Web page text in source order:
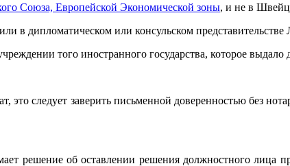
Союза, Европейской Экономической зоны, и не в
в дипломатическом или консульском
того иностранного государства, которое выдало
следует заверить письменной доверенностью без
решение об оставлении решения должностного лица